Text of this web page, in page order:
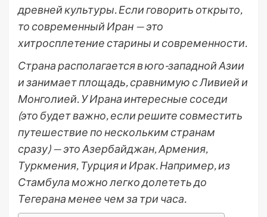
древней культуры. Если говорить открыто,
то современный Иран — это
хитросплетение старины и современности.
Страна располагается в юго-западной Азии
и занимает площадь, сравнимую с Ливией и
Монголией. У Ирана интересные соседи
(это будет важно, если решите совместить
путешествие по нескольким странам
сразу) — это Азербайджан, Армения,
Туркмения, Турция и Ирак. Например, из
Стамбула можно легко долететь до
Тегерана менее чем за три часа.